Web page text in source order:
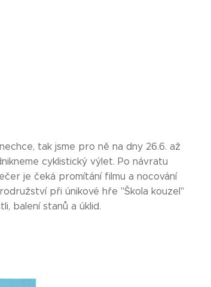
tak jsme pro ně na dny 26.6. až
cyklistický výlet. Po návratu
je čeká promítání filmu a nocování
při únikové hře "Škola kouzel"
balení stanů a úklid.